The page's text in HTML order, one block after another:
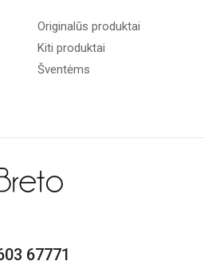
Originalūs produktai
Kiti produktai
Šventėms
67771